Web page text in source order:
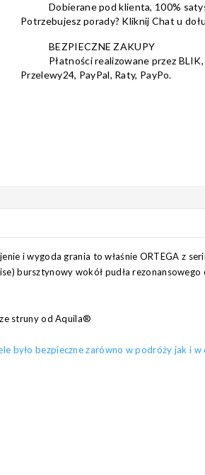
Dobierane pod klienta, 100%
Potrzebujesz porady? Kliknij Chat u
BEZPIECZNE ZAKUPY
Płatności realizowane przez
Przelewy24, PayPal, Raty, PayPo.
i wygoda grania to właśnie ORTEGA z serii
bursztynowy wokół pudła
struny od Aquila®
było bezpieczne zarówno w podróży jak i